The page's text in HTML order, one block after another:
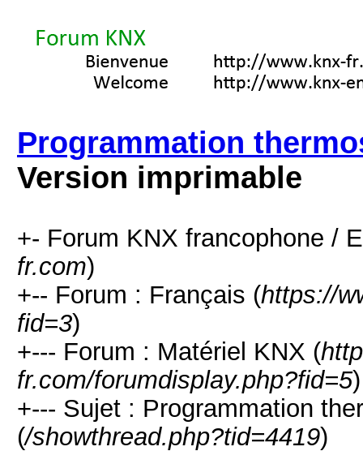
Programmation
Version imprimable
+- Forum KNX francophone /
fr.com)
+-- Forum : Français (https://
fid=3)
+--- Forum : Matériel KNX (
fr.com/forumdisplay.php?fid=5)
+--- Sujet : Programmation
(/showthread.php?tid=4419)